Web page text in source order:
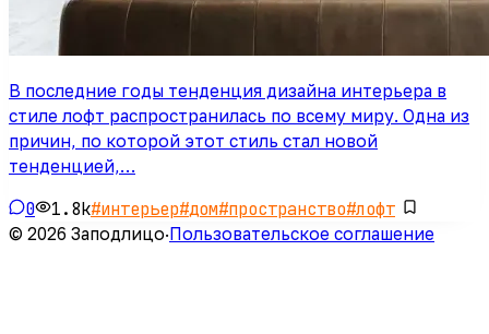
В последние годы тенденция дизайна интерьера в
стиле лофт распространилась по всему миру. Одна из
причин, по которой этот стиль стал новой
тенденцией,…
0 1.8k#интерьер#дом#пространство#лофт
© 2026 Заподлицо·Пользовательское соглашение